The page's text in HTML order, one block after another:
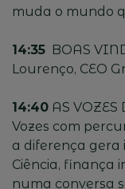
muda o mundo
14:35 BOAS
Lourenço, CEO
14:40 AS VOZES
Vozes com
a diferença gera
Ciência, finança
numa conversa